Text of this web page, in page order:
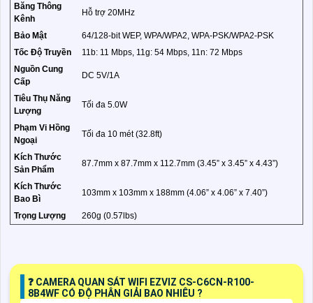
Băng Thông
Kênh
Hỗ trợ 20MHz
Bảo Mật
64/128-bit WEP, WPA/WPA2, WPA-PSK/WPA2-PSK
Tốc Độ Truyền
11b: 11 Mbps, 11g: 54 Mbps, 11n: 72 Mbps
Nguồn Cung
Cấp
DC 5V/1A
Tiêu Thụ Năng
Lượng
Tối đa 5.0W
Phạm Vi Hồng
Ngoại
Tối đa 10 mét (32.8ft)
Kích Thước
Sản Phẩm
87.7mm x 87.7mm x 112.7mm (3.45” x 3.45” x 4.43”)
Kích Thước
Bao Bì
103mm x 103mm x 188mm (4.06” x 4.06” x 7.40”)
Trọng Lượng 260g (0.57lbs)
️❓ CAMERA QUAN SÁT WIFI EZVIZ CS-C6CN-R100-
8B4WF CÓ ĐỘ PHÂN GIẢI BAO NHIÊU ?